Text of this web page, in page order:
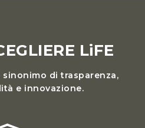
LiFE
sinonimo di trasparenza,
e innovazione.